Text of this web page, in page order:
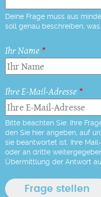
Deine Frage muss aus
soll genau beschreiben,
Ihr Name
Ihre E-Mail-Adresse
Bitte beachten Sie: Ihre
den Sie hier angeben, auf
sie beantwortet ist. Ihre
oder an dritte
Übermittlung der Antwort